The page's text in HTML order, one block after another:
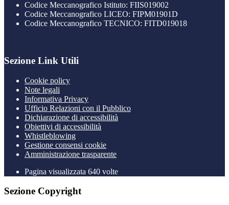
Codice Meccanografico Istituto: FIIS019002
Codice Meccanografico LICEO: FIPM01901D
Codice Meccanografico TECNICO: FITD019018
Sezione Link Utili
Cookie policy
Note legali
Informativa Privacy
Ufficio Relazioni con il Pubblico
Dichiarazione di accessibilità
Obiettivi di accessibilità
Whistleblowing
Gestione consensi cookie
Amministrazione trasparente
Pagina visualizzata 640 volte
Sezione Copyright